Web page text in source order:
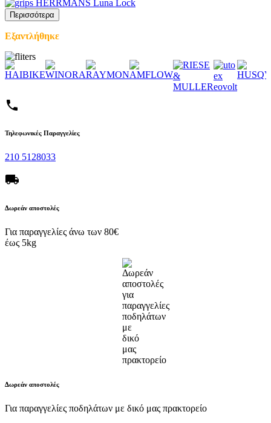
Περισσότερα
Εξαντλήθηκε
phone
Τηλεφωνικές Παραγγελίες
210 5128033
local_shipping
Δωρεάν αποστολές
Για παραγγελίες άνω των 80€
έως 5kg
Δωρεάν αποστολές
Για παραγγελίες ποδηλάτων με δικό μας πρακτορείο